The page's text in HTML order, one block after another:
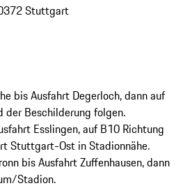
Stuttgart
bis Ausfahrt Degerloch, dann auf
der Beschilderung folgen.
Esslingen, auf B10 Richtung
Stuttgart-Ost in Stadionnähe.
bis Ausfahrt Zuffenhausen, dann
Stadion.